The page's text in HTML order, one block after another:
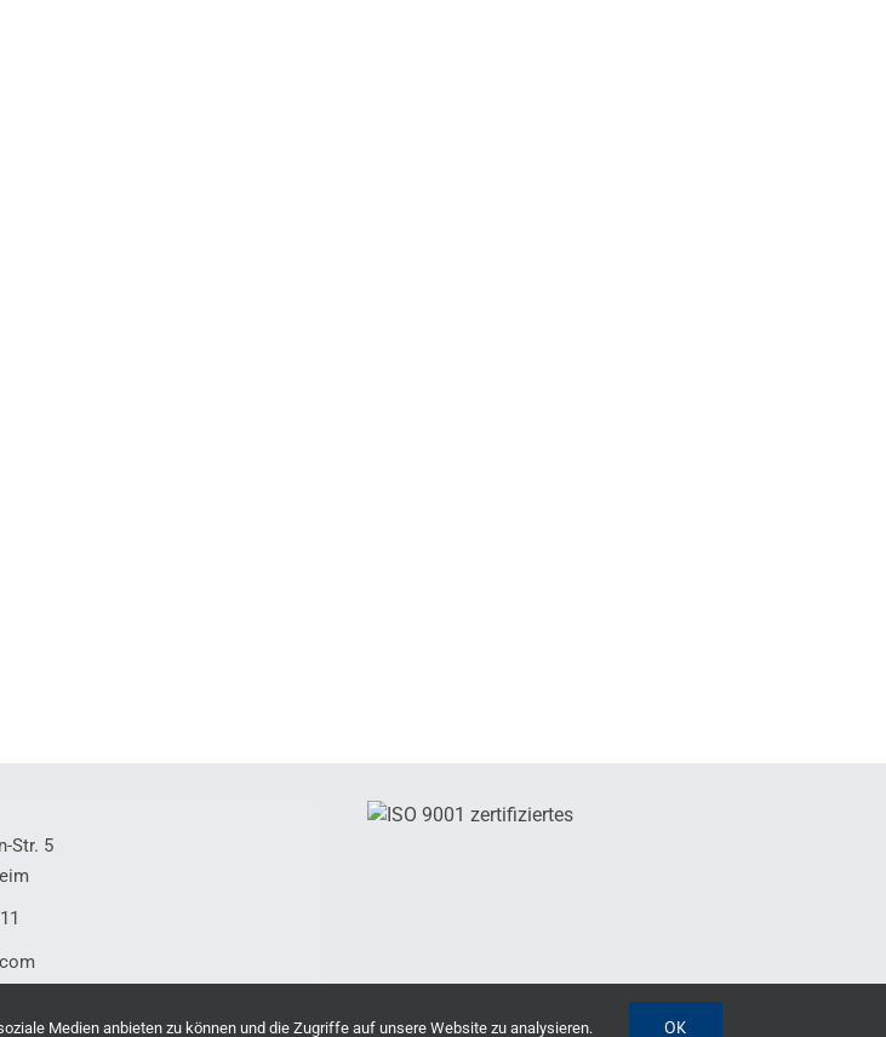
Str. 5
Medien anbieten zu können und die Zugriffe auf unsere Website zu analysieren. OK